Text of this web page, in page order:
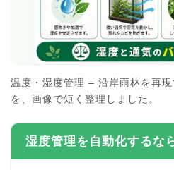
温度・湿度管理 – 沿岸雨林を再
を、画像で短く整理しました。
湿度管理を自動化するな